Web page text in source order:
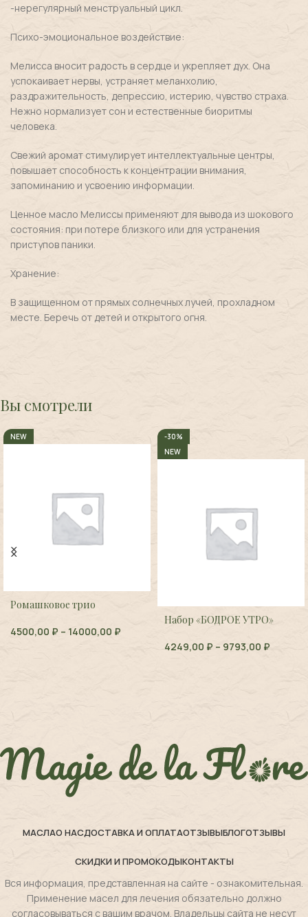
-нерегулярный менструальный цикл.
Психо-эмоциональное воздействие:
Мелисса вносит радость в сердце и укрепляет дух. Она
успокаивает нервы, устраняет меланхолию,
раздражительность, депрессию, истерию, чувство страха.
Нежно нормализует сон и естественные биоритмы
человека.
Свежий аромат стимулирует интеллектуальные центры,
повышает способность к концентрации внимания,
запоминанию и усвоению информации.
Ценное масло Мелиссы применяют для вывода из шокового
состояния: при потере близкого или для устранения
приступов паники.
Хранение:
В защищенном от прямых солнечных лучей, прохладном
месте. Беречь от детей и открытого огня.
Вы смотрели
NEW
Ромашковое трио
4500,00 ₽ – 14000,00 ₽
-30%
NEW
Набор «БОДРОЕ УТРО»
4249,00 ₽ – 9793,00 ₽
МАСЛАО НАСДОСТАВКА И ОПЛАТАОТЗЫВЫБЛОГОТЗЫВЫ
СКИДКИ И ПРОМОКОДЫКОНТАКТЫ
Вся информация, представленная на сайте - ознакомительная.
Применение масел для лечения обязательно должно
согласовываться с вашим врачом. Владельцы сайта не несут